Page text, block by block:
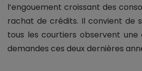
l’engouement croissant des
rachat de crédits. Il convient de
tous les courtiers observent une
demandes ces deux dernières